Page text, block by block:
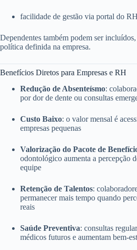
facilidade de gestão via portal do RH
Dependentes também podem ser
política definida na empresa.
Benefícios Diretos para Empresas e RH
Redução de Absenteísmo:
por dor de dente ou consultas
Custo Baixo: o valor mensal é
empresas pequenas
Valorização do Pacote de
odontológico aumenta a percepção
equipe
Retenção de Talentos:
permanecer mais tempo quando
reais
Saúde Preventiva: consultas
médicos futuros e aumentam bem-